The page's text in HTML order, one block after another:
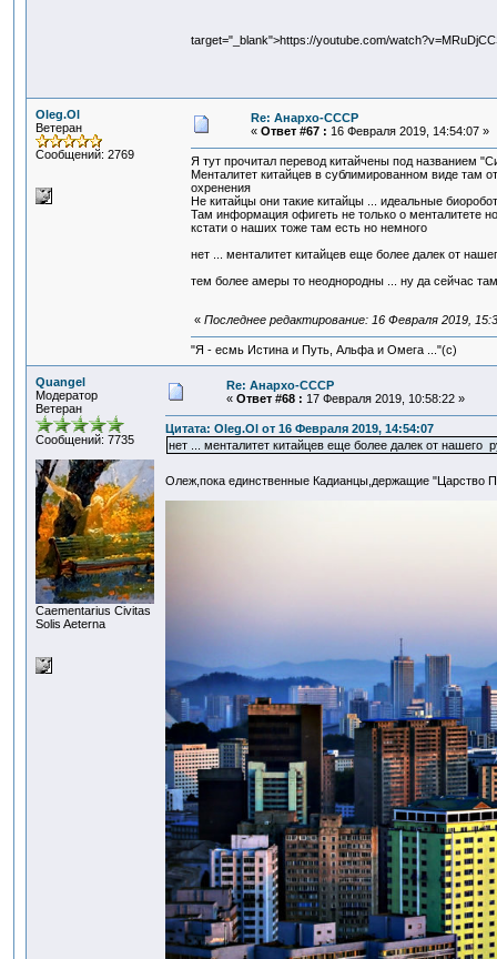
target="_blank">https://youtube.com/
Oleg.Ol
Ветеран
Сообщений: 2769
Re: Анархо-СССР
« Ответ #67 : 16 Февраля 2019, 14:54:07 »
Я тут прочитал перевод китайчены под названием
Менталитет китайцев в сублимированном виде там
охренения
Не китайцы они такие китайцы ... идеальные
Там информация офигеть не только о менталитете
кстати о наших тоже там есть но немного
нет ... менталитет китайцев еще более далек от
тем более амеры то неоднородны ... ну да сейчас
« Последнее редактирование: 16 Февраля 2019,
"Я - есмь Истина и Путь, Альфа и Омега ..."(с)
Quangel
Модератор
Ветеран
Сообщений: 7735
Сaementarius Civitas
Solis Aeterna
Re: Анархо-СССР
« Ответ #68 : 17 Февраля 2019, 10:58:22 »
Цитата: Oleg.Ol от 16 Февраля 2019, 14:54:07
нет ... менталитет китайцев еще более далек от нашего
Олеж,пока единственные Кадианцы,держащие "Царство